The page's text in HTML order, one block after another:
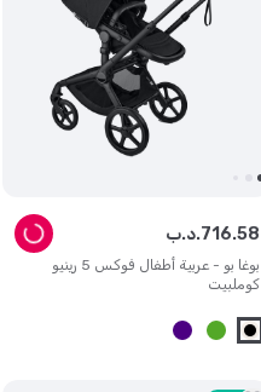
بوغا بو - عربية أطفال فوكس 5 رينيو
كوملبيت
د.ب.716.58